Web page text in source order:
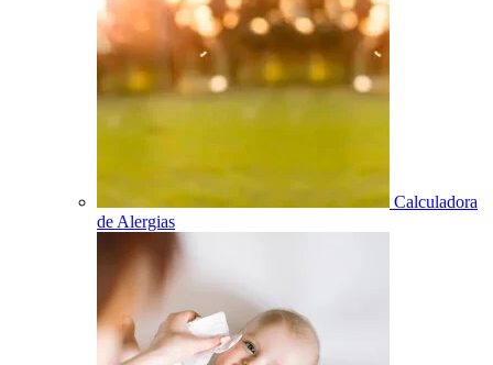
Calculadora
de Alergias